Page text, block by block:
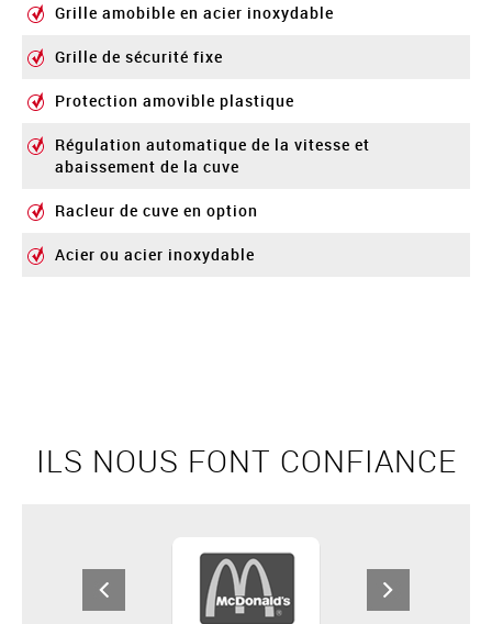
Grille amobible en acier inoxydable
Grille de sécurité fixe
Protection amovible plastique
Régulation automatique de la vitesse et
abaissement de la cuve
Racleur de cuve en option
Acier ou acier inoxydable
ILS NOUS FONT CONFIANCE